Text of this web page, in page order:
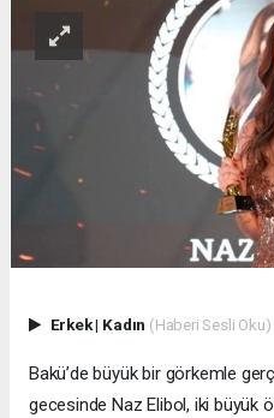
Erkek| Kadın (Haberi Sesli Oku)
Bakü’de büyük bir görkemle
gecesinde Naz Elibol, iki büyük